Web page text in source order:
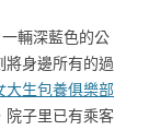
輛深藍色的公
將身邊所有的過
大生包養俱樂部
院子里已有乘客